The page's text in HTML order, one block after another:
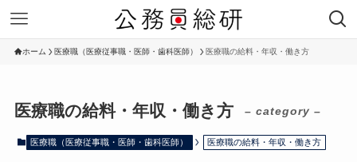
ホーム 医療職（医療従事職・医師・歯科医師） 医療職の給料・年収・働き方
医療職の給料・年収・働き方 – category –
医療職（医療従事職・医師・歯科医師） 医療職の給料・年収・働き方